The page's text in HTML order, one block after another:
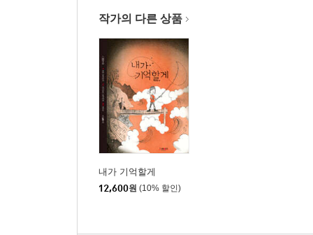
작가의 다른 상품
내가 기억할게
12,600원 (10% 할인)